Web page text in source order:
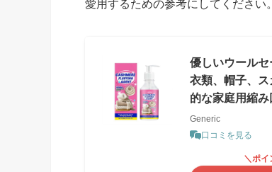
愛用するための参考にしてください。
優しいウールセ
衣類、帽子、
的な家庭用縮み
Generic
口コミを見る
＼ポイ